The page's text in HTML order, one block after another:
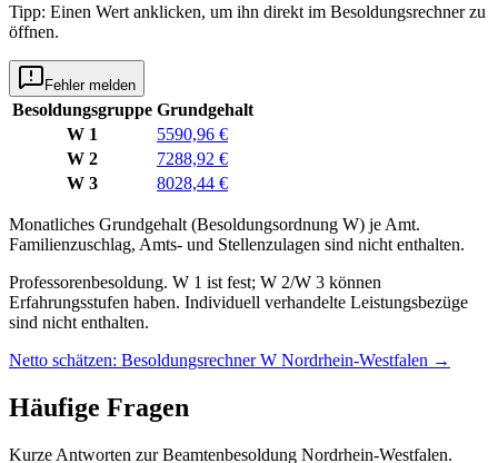
Tipp: Einen Wert anklicken, um ihn direkt im Besoldungsrechner zu
öffnen.
Fehler melden
Besoldungsgruppe Grundgehalt
W 1
5590,96 €
W 2
7288,92 €
W 3
8028,44 €
Monatliches Grundgehalt (Besoldungsordnung W) je Amt.
Familienzuschlag, Amts- und Stellenzulagen sind nicht enthalten.
Professorenbesoldung. W 1 ist fest; W 2/W 3 können
Erfahrungsstufen haben. Individuell verhandelte Leistungsbezüge
sind nicht enthalten.
Netto schätzen: Besoldungsrechner W Nordrhein-Westfalen →
Häufige Fragen
Kurze Antworten zur Beamtenbesoldung Nordrhein-Westfalen.